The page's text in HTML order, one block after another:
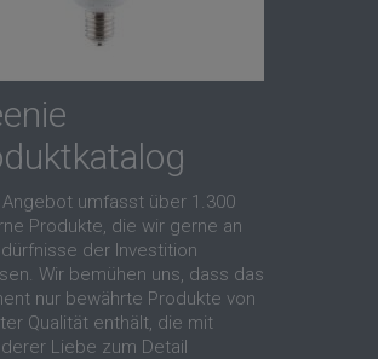
umfasst über 1.300
Produkte, die wir gerne an
der Investition
Wir bemühen uns, dass das
nur bewährte Produkte von
Qualität enthält, die mit
Liebe zum Detail